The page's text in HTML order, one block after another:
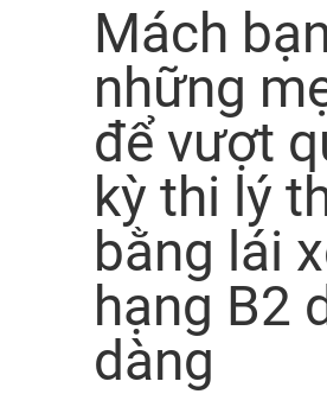
Mách
những
để vượt
kỳ thi lý
bằng lái
hạng B2
dàng